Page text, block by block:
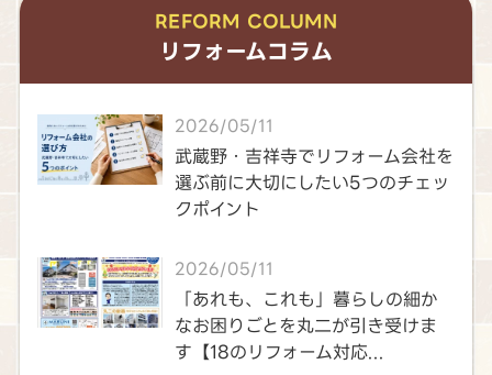
REFORM COLUMN
リフォームコラム
2026/05/11
武蔵野・吉祥寺でリフォーム会社を
選ぶ前に大切にしたい5つのチェッ
クポイント
2026/05/11
「あれも、これも」暮らしの細か
なお困りごとを丸二が引き受けま
す【18のリフォーム対応...